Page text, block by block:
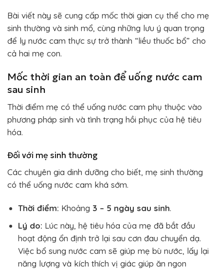
Bài viết này sẽ cung cấp mốc thời gian cụ thể cho mẹ
sinh thường và sinh mổ, cùng những lưu ý quan trọng
để ly nước cam thực sự trở thành “liều thuốc bổ” cho
cả hai mẹ con.
Mốc thời gian an toàn để uống nước cam
sau sinh
Thời điểm mẹ có thể uống nước cam phụ thuộc vào
phương pháp sinh và tình trạng hồi phục của hệ tiêu
hóa.
Đối với mẹ sinh thường
Các chuyên gia dinh dưỡng cho biết, mẹ sinh thường
có thể uống nước cam khá sớm.
Thời điểm: Khoảng 3 – 5 ngày sau sinh.
Lý do: Lúc này, hệ tiêu hóa của mẹ đã bắt đầu
hoạt động ổn định trở lại sau cơn đau chuyển dạ.
Việc bổ sung nước cam sẽ giúp mẹ bù nước, lấy lại
năng lượng và kích thích vị giác giúp ăn ngon